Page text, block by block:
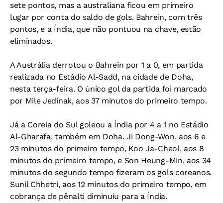
sete pontos, mas a australiana ficou em primeiro
lugar por conta do saldo de gols. Bahrein, com três
pontos, e a Índia, que não pontuou na chave, estão
eliminados.
A Austrália derrotou o Bahrein por 1 a 0, em partida
realizada no Estádio Al-Sadd, na cidade de Doha,
nesta terça-feira. O único gol da partida foi marcado
por Mile Jedinak, aos 37 minutos do primeiro tempo.
Já a Coreia do Sul goleou a Índia por 4 a 1 no Estádio
Al-Gharafa, também em Doha. Ji Dong-Won, aos 6 e
23 minutos do primeiro tempo, Koo Ja-Cheol, aos 8
minutos do primeiro tempo, e Son Heung-Min, aos 34
minutos do segundo tempo fizeram os gols coreanos.
Sunil Chhetri, aos 12 minutos do primeiro tempo, em
cobrança de pênalti diminuiu para a Índia.